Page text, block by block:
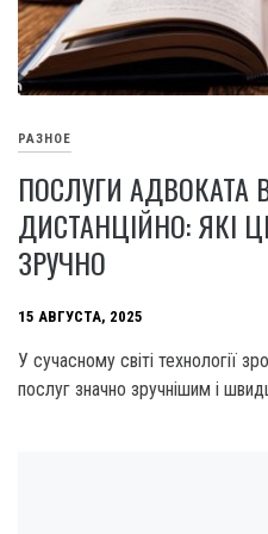
РАЗНОЕ
ПОСЛУГИ АДВОКАТА
ДИСТАНЦІЙНО: ЯКІ
ЗРУЧНО
15 АВГУСТА, 2025
У сучасному світі технології
послуг значно зручнішим і